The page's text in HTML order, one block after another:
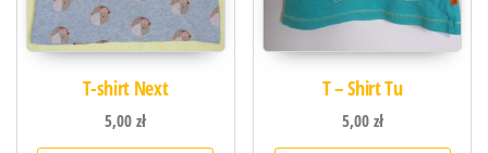
T-shirt Next
5,00zł
T – Shirt Tu
5,00zł